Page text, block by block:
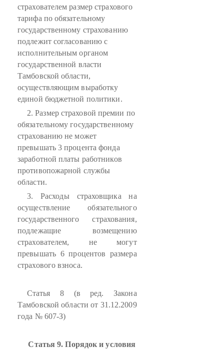
страхователем размер страхового
тарифа по обязательному
государственному страхованию
подлежит согласованию с
исполнительным органом
государственной власти
Тамбовской области,
осуществляющим выработку
единой бюджетной политики.
2. Размер страховой премии по
обязательному государственному
страхованию не может
превышать 3 процента фонда
заработной платы работников
противопожарной службы
области.
3. Расходы страховщика на
осуществление обязательного
государственного страхования,
подлежащие возмещению
страхователем, не могут
превышать 6 процентов размера
страхового взноса.
Статья 8 (в ред. Закона
Тамбовской области от 31.12.2009
года № 607-З)
Статья 9. Порядок и условия